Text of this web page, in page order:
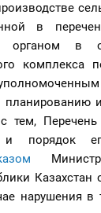
в
органом в
комплекса
тем,
порядок
Казахстан
нарушения в